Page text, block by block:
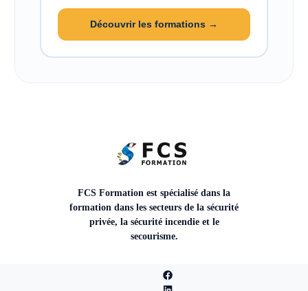
Découvrir les formations →
FCS Formation est spécialisé dans la
formation dans les secteurs de la sécurité
privée, la sécurité incendie et le
secourisme.